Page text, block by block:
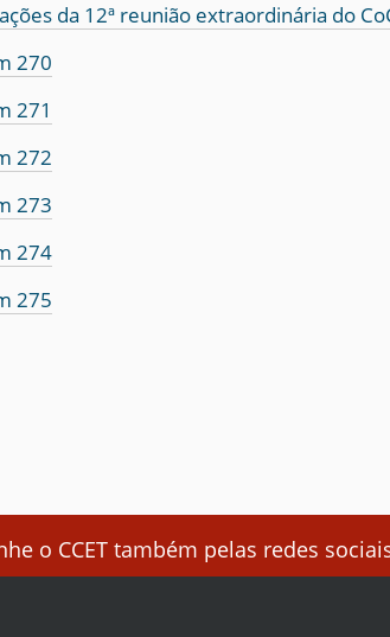
da 12ª reunião extraordinária do
270
271
272
273
274
275
o CCET também pelas redes